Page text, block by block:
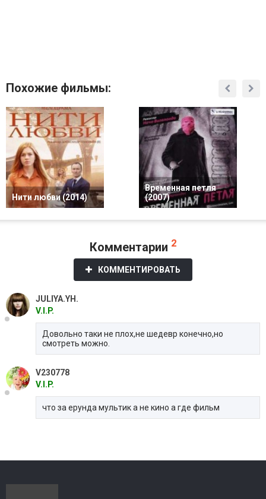
Похожие фильмы:
Нити любви (2014)
Временная петля
(2007)
Комментарии 2
КОММЕНТИРОВАТЬ
JULIYA.YH.
V.I.P.
Довольно таки не плох,не шедевр конечно,но
смотреть можно.
V230778
V.I.P.
что за ерунда мультик а не кино а где фильм